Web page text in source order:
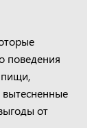
поведения
пищи,
от